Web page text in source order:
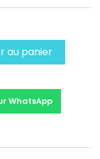
au panier
WhatsApp